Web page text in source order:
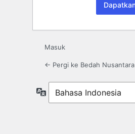
Masuk
← Pergi ke Bedah Nusantara
Bahasa